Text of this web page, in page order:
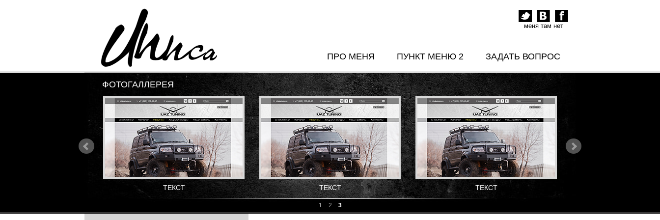
меня там нет
ПРО МЕНЯ ПУНКТ МЕНЮ 2 ЗАДАТЬ ВОПРОС
ФОТОГАЛЛЕРЕЯ
ТЕКСТ ТЕКСТ ТЕКСТ
1 2 3